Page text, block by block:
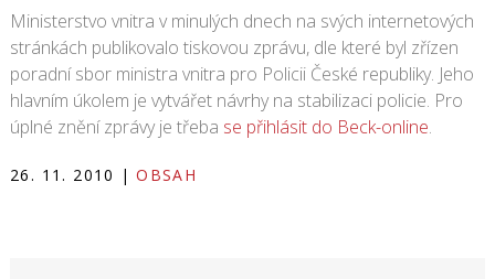
Ministerstvo vnitra v minulých dnech na svých internetových
stránkách publikovalo tiskovou zprávu, dle které byl zřízen
poradní sbor ministra vnitra pro Policii České republiky. Jeho
hlavním úkolem je vytvářet návrhy na stabilizaci policie. Pro
úplné znění zprávy je třeba se přihlásit do Beck-online.
26. 11. 2010 | OBSAH